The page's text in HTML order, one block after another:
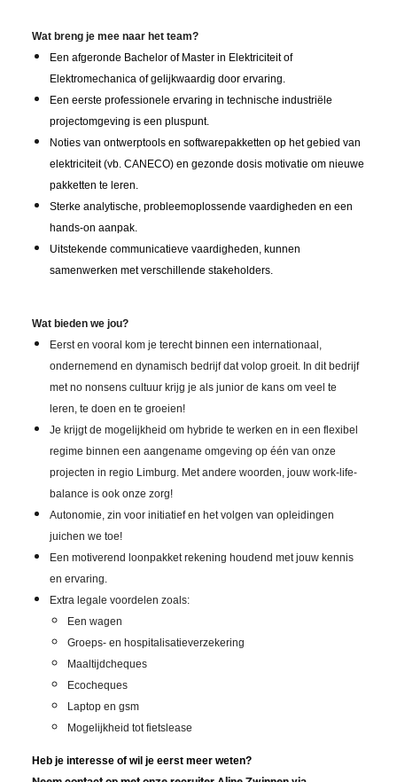
Wat breng je mee naar het team?
Een afgeronde Bachelor of Master in Elektriciteit of
Elektromechanica of gelijkwaardig door ervaring.
Een eerste professionele ervaring in technische industriële
projectomgeving is een pluspunt.
Noties van ontwerptools en softwarepakketten op het gebied van
elektriciteit (vb. CANECO) en gezonde dosis motivatie om nieuwe
pakketten te leren.
Sterke analytische, probleemoplossende vaardigheden en een
hands-on aanpak.
Uitstekende communicatieve vaardigheden, kunnen
samenwerken met verschillende stakeholders.
Wat bieden we jou?
Eerst en vooral kom je terecht binnen een internationaal,
ondernemend en dynamisch bedrijf dat volop groeit. In dit bedrijf
met no nonsens cultuur krijg je als junior de kans om veel te
leren, te doen en te groeien!
Je krijgt de mogelijkheid om hybride te werken en in een flexibel
regime binnen een aangename omgeving op één van onze
projecten in regio Limburg. Met andere woorden, jouw work-life-
balance is ook onze zorg!
Autonomie, zin voor initiatief en het volgen van opleidingen
juichen we toe!
Een motiverend loonpakket rekening houdend met jouw kennis
en ervaring.
Extra legale voordelen zoals:
Een wagen
Groeps- en hospitalisatieverzekering
Maaltijdcheques
Ecocheques
Laptop en gsm
Mogelijkheid tot fietslease
Heb je interesse of wil je eerst meer weten?